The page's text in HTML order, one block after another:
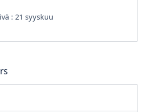
: 21 syyskuu